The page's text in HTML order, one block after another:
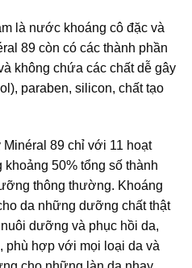
là nước khoáng cô đặc và
89 còn có các thành phần
không chứa các chất dễ gây
paraben, silicon, chất tạo
89 chỉ với 11 hoạt
50% tổng số thành
thông thường. Khoáng
da những dưỡng chất thật
dưỡng và phục hồi da,
phù hợp với mọi loại da và